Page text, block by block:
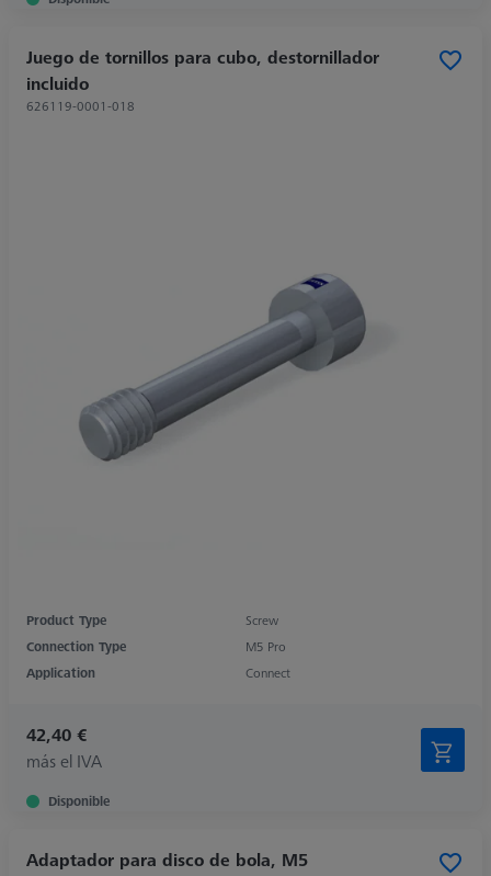
Juego de tornillos para cubo, destornillador
incluido
626119-0001-018
Product Type
Screw
Connection Type
M5 Pro
Application
Connect
42,40 €
más el IVA
Disponible
Adaptador para disco de bola, M5